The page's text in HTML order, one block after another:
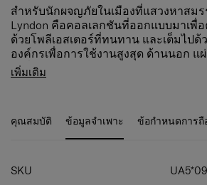
สำหรับนักผจญภัยในเมืองที่แสวงหาสม
Lyndon คือคอลเลกชันที่ออกแบบมาเพื่
ด้วยโพลีเอสเตอร์ที่ทนทาน และเต็มไป
องค์กรเพื่อการใช้งานสูงสุด ด้านนอก แ
ดึงสิ่งทอลายทแยงและรายละเอียดต่างๆ
สีดำสร้างรูปลักษณ์ที่แข็งแกร่งและทันสมั
ป้ายโลโก้ Square Samsonite
และโลโก้เรียบหรู .​
มาพร้อมกับช่องซิปแยก 3 ช่อง
ช่องกระเป๋าด้านในเพื่อการจัดระเ
Smart sleeve ติดกระเป๋าเป้กับกร
เพิ่มเติม
คุณสมบัติ ข้อมูลจำเพาะ ข้อกำหนดการถื
SKU